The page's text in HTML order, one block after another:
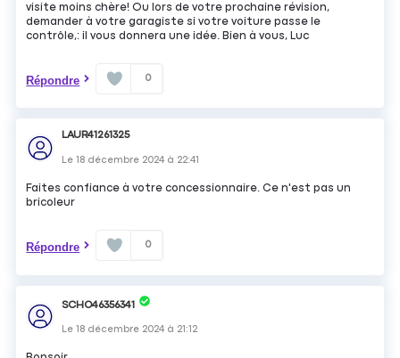
visite moins chère! Ou lors de votre prochaine révision,
demander à votre garagiste si votre voiture passe le
contrôle,: il vous donnera une idée. Bien à vous, Luc
Répondre 0
LAUR41261325
Le18 décembre 2024 à 22:41
Faites confiance à votre concessionnaire. Ce n'est pas un
bricoleur
Répondre 0
SCHO46356341
Le18 décembre 2024 à 21:12